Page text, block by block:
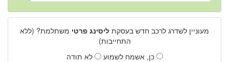
מעוניין לשדרג לרכב חדש בעסקת ליסינג פרטי משתלמת? (ללא
התחייבות)
כן, אשמח לשמוע
לא תודה